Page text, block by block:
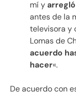
mí y
antes de la
televisora y
Lomas de
acuerdo
hacer«.
De acuerdo con